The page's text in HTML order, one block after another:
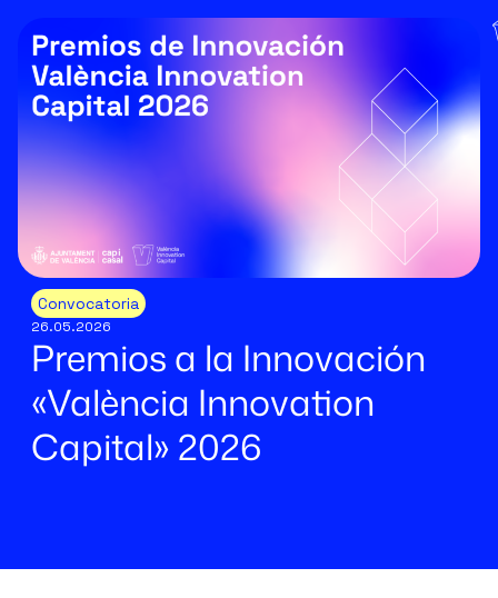
Convocatoria
26.05.2026
Premios a la Innovación
«València Innovation
Capital» 2026